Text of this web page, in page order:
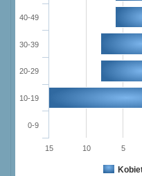
0-9
10-19
20-29
30-39
40-49
15 10 5